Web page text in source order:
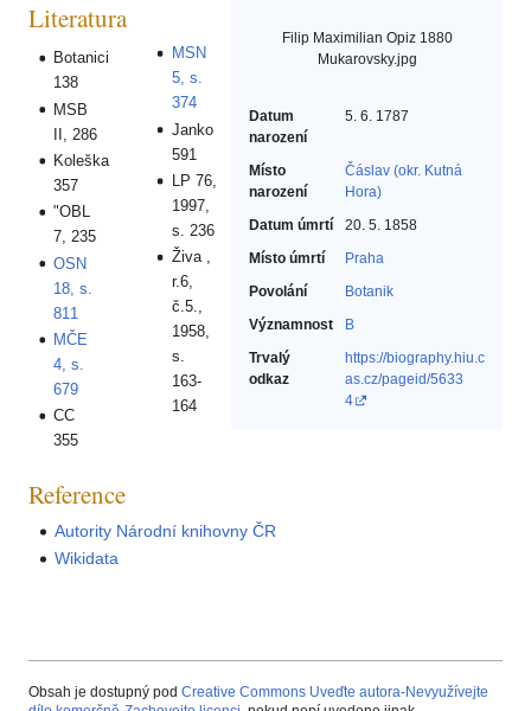
Filip Maximilian Opiz 1880
Mukarovsky.jpg
Datum
narození
5. 6. 1787
Místo
narození
Čáslav (okr. Kutná
Hora)
Datum úmrtí
20. 5. 1858
Místo úmrtí
Praha
Povolání
Botanik‎
Významnost
B
Trvalý
odkaz
https://biography.hiu.c
as.cz/pageid/5633
4
Literatura
Botanici
138
MSB
II, 286
Koleška
357
"OBL
7, 235
OSN
18, s.
811
MČE
4, s.
679
CC
355
MSN
5, s.
374
Janko
591
LP 76,
1997,
s. 236
Živa ,
r.6,
č.5.,
1958,
s.
163-
164
Reference
Autority Národní knihovny ČR
Wikidata
Obsah je dostupný pod Creative Commons Uveďte autora-Nevyužívejte